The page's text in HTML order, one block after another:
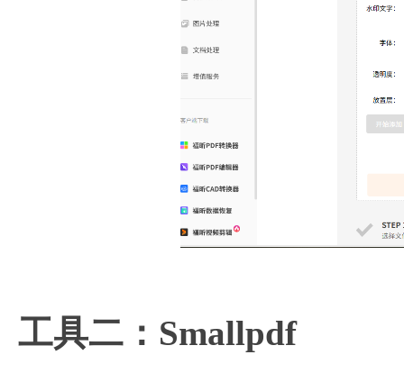
工具二：Smallpdf